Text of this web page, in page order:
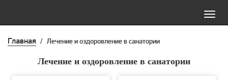
Toggle
Главная / Лечение и оздоровление в санатории
Лечение и оздоровление в санатории